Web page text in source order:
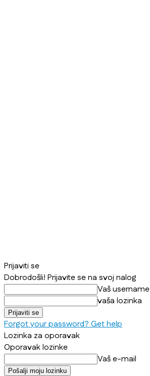
Prijaviti se
Dobrodošli! Prijavite se na svoj nalog
Vaš username
vaša lozinka
Forgot your password? Get help
Lozinka za oporavak
Oporavak lozinke
Vaš e-mail